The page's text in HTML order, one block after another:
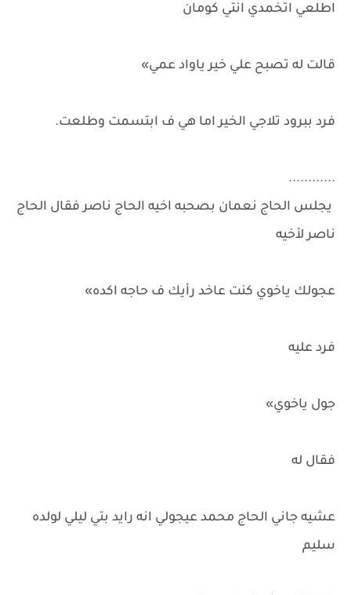
اطلعي اتخمدي انتي كومان
قالت له تصبح علي خير ياواد عمي»
فرد ببرود تلاجي الخير اما هي ف ابتسمت وطلعت.
............
يجلس الحاج نعمان بصحبه اخيه الحاج ناصر فقال الحاج
ناصر لأخيه
عجولك ياخوي كنت عاخد رأيك ف حاجه اكده»
فرد عليه
جول ياخوي»
فقال له
عشيه جاني الحاج محمد عيجولي انه رايد بتي ليلي لولده
سليم